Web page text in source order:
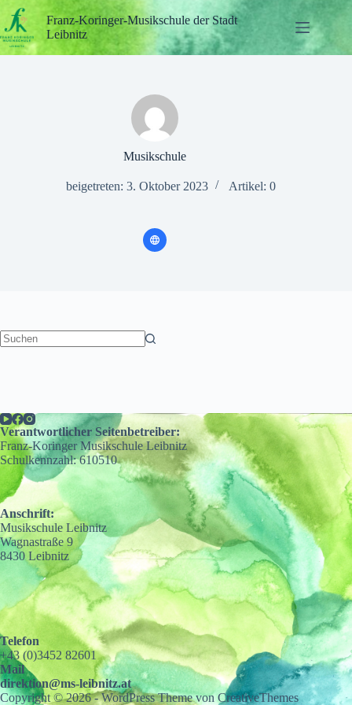
Zum
Inhalt
springen
Franz-Koringer-Musikschule der Stadt
Leibnitz
Musikschule
beigetreten: 3. Oktober 2023 Artikel: 0
Verantwortlicher Seitenbetreiber:
Franz-Koringer Musikschule Leibnitz
Schulkennzahl: 610510
Anschrift:
Musikschule Leibnitz
Wagnastraße 9
8430 Leibnitz
Telefon
+43 (0)3452 82601
Mail
direktion@ms-leibnitz.at
Copyright © 2026 - WordPress Theme vonCreativeThemes